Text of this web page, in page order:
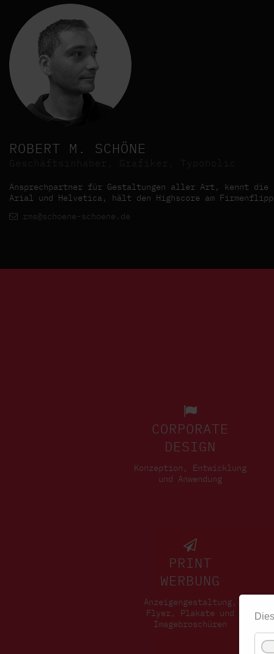
ROBERT M. SCHÖNE
Ansprechpartner für Gestaltungen aller Art, kennt die
Arial und Helvetica, hält den Highscore am
rms@schoene-schoene.de
CORPORATE
DESIGN
Konzeption, Entwicklung
und Anwendung
PRINT
WERBUNG
Anzeigengestaltung,
Flyer, Plakate und
Imagebroschüren